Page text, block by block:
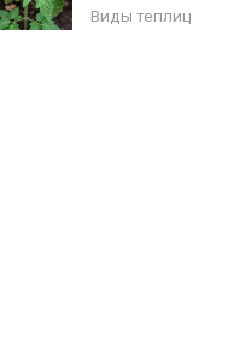
Виды теплиц